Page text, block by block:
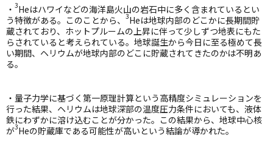
・ 3Heはハワイなどの海洋島火山の岩石中に多く含まれているとい
う特徴がある。このことから、 3Heは地球内部のどこかに長期間貯
蔵されており、ホットプルームの上昇に伴って少しずつ地表にもた
らされていると考えられている。地球誕生から今日に至る極めて長
い期間、ヘリウムが地球内部のどこに貯蔵されてきたのかは不明あ
る。
・量子力学に基づく第一原理計算という高精度シミュレーションを
行った結果、ヘリウムは地球深部の温度圧力条件においても、液体
鉄にわずかに溶け込むことが分かった。この結果から、地球中心核
が3Heの貯蔵庫である可能性が高いという結論が導かれた。